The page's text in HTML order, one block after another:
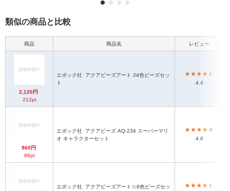
類似の商品と比較
商品 商品名 レビュー
2,120円
212pt
エポック社
ト
4.4
960円
96pt
エポック社
オ キャラクターセット
4.8
エポック社